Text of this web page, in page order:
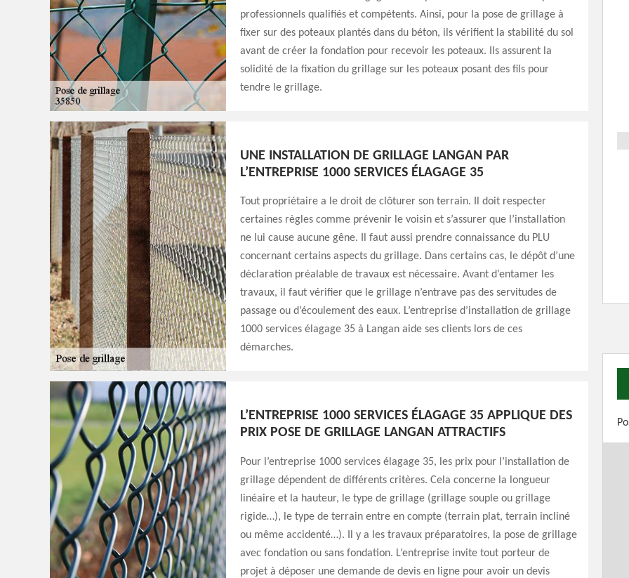
professionnels qualifiés et compétents. Ainsi, pour la pose de grillage à
fixer sur des poteaux plantés dans du béton, ils vérifient la stabilité du sol
avant de créer la fondation pour recevoir les poteaux. Ils assurent la
solidité de la fixation du grillage sur les poteaux posant des fils pour
tendre le grillage.
UNE INSTALLATION DE GRILLAGE LANGAN PAR
L’ENTREPRISE 1000 SERVICES ÉLAGAGE 35
Tout propriétaire a le droit de clôturer son terrain. Il doit respecter
certaines règles comme prévenir le voisin et s’assurer que l’installation
ne lui cause aucune gêne. Il faut aussi prendre connaissance du PLU
concernant certains aspects du grillage. Dans certains cas, le dépôt d’une
déclaration préalable de travaux est nécessaire. Avant d’entamer les
travaux, il faut vérifier que le grillage n’entrave pas des servitudes de
passage ou d’écoulement des eaux. L’entreprise d’installation de grillage
1000 services élagage 35 à Langan aide ses clients lors de ces
démarches.
L’ENTREPRISE 1000 SERVICES ÉLAGAGE 35 APPLIQUE DES
PRIX POSE DE GRILLAGE LANGAN ATTRACTIFS
Pour l’entreprise 1000 services élagage 35, les prix pour l’installation de
grillage dépendent de différents critères. Cela concerne la longueur
linéaire et la hauteur, le type de grillage (grillage souple ou grillage
rigide…), le type de terrain entre en compte (terrain plat, terrain incliné
ou même accidenté…). Il y a les travaux préparatoires, la pose de grillage
avec fondation ou sans fondation. L’entreprise invite tout porteur de
projet à déposer une demande de devis en ligne pour avoir un devis